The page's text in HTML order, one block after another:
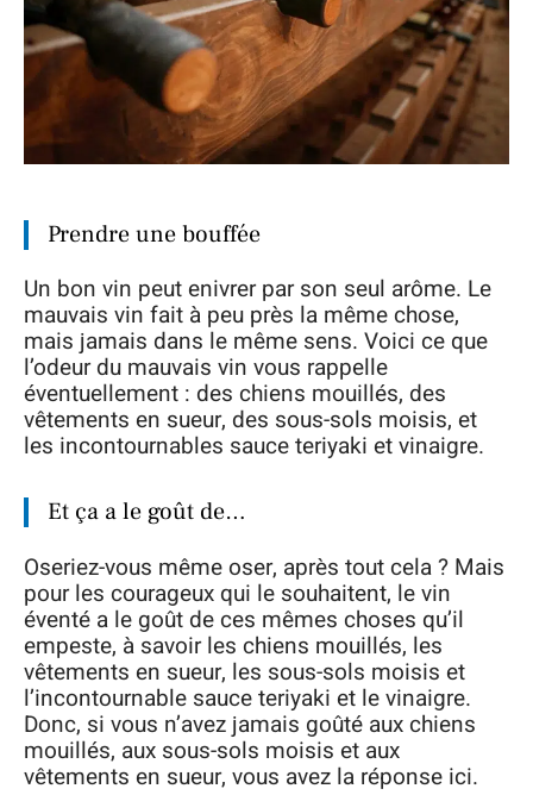
Prendre une bouffée
Un bon vin peut enivrer par son seul arôme. Le
mauvais vin fait à peu près la même chose,
mais jamais dans le même sens. Voici ce que
l’odeur du mauvais vin vous rappelle
éventuellement : des chiens mouillés, des
vêtements en sueur, des sous-sols moisis, et
les incontournables sauce teriyaki et vinaigre.
Et ça a le goût de…
Oseriez-vous même oser, après tout cela ? Mais
pour les courageux qui le souhaitent, le vin
éventé a le goût de ces mêmes choses qu’il
empeste, à savoir les chiens mouillés, les
vêtements en sueur, les sous-sols moisis et
l’incontournable sauce teriyaki et le vinaigre.
Donc, si vous n’avez jamais goûté aux chiens
mouillés, aux sous-sols moisis et aux
vêtements en sueur, vous avez la réponse ici.